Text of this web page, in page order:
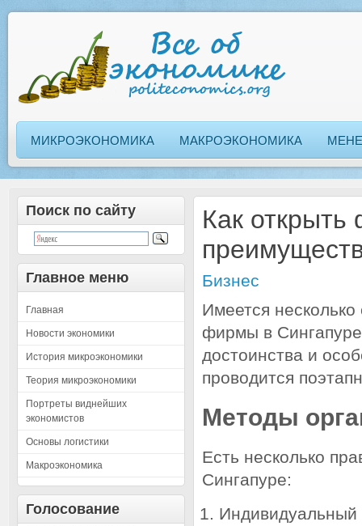
МИКРОЭКОНОМИКА МАКРОЭКОНОМИКА
Поиск по сайту
Главное меню
Главная
Новости экономики
История микроэкономики
Теория микроэкономики
Портреты виднейших
экономистов
Основы логистики
Макроэкономика
Голосование
Как
Бизнес
Имеется
фирмы в
достоинства и
проводится
Методы
Есть несколько
Сингапуре:
Индивидуальный